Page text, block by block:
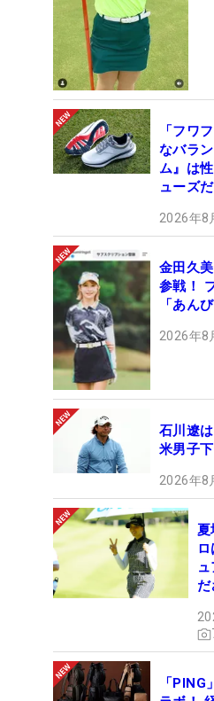
「フワ
なバラ
ム』は
ューズ
2026年8
金田久
参戦！
「あん
2026年8
石川遼
米男子
2026年8
夏
「